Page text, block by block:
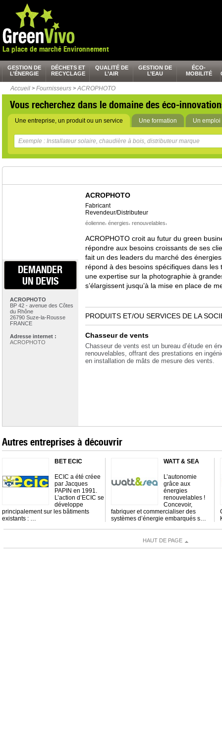
La place de marché Environnement
GESTION DE
L’ÉNERGIE
DÉCHETS ET
RECYCLAGE
QUALITÉ DE
L’AIR
GESTION DE
L’EAU
ÉCO-
MOBILITÉ
Accueil > Fournisseurs > ACROPHOTO
Vous recherchez dans le domaine des éco-
Une entreprise, un produit ou un service Une formation Un emploi
DEMANDER
UN DEVIS
ACROPHOTO
BP 42 - avenue des Côtes
du Rhône
26790 Suze-la-Rousse
FRANCE
Adresse internet :
ACROPHOTO
ACROPHOTO
Fabricant
Revendeur/Distributeur
éolienne, énergies renouvelables
ACROPHOTO croit au futur du green
répondre aux besoins croissants de ses
fait un des leaders du marché des
répond à des besoins spécifiques dans
une expertise sur la photographie à
s’élargissent jusqu’à la mise en place de
PRODUITS ET/OU SERVICES DE LA
Chasseur de vents
Chasseur de vents est un bureau d’étude en
renouvelables, offrant des prestations en
en installation de mâts de mesure des vents.
Autres entreprises à découvrir
BET ECIC
ECIC a été créee
par Jacques
PAPIN en 1991.
L’action d’ECIC se
développe
principalement sur les bâtiments
existants : …
WATT & SEA
L’autonomie
grâce aux
énergies
renouvelables !
Concevoir,
fabriquer et commercialiser des
systèmes d’énergie embarqués s…
HAUT DE PAGE